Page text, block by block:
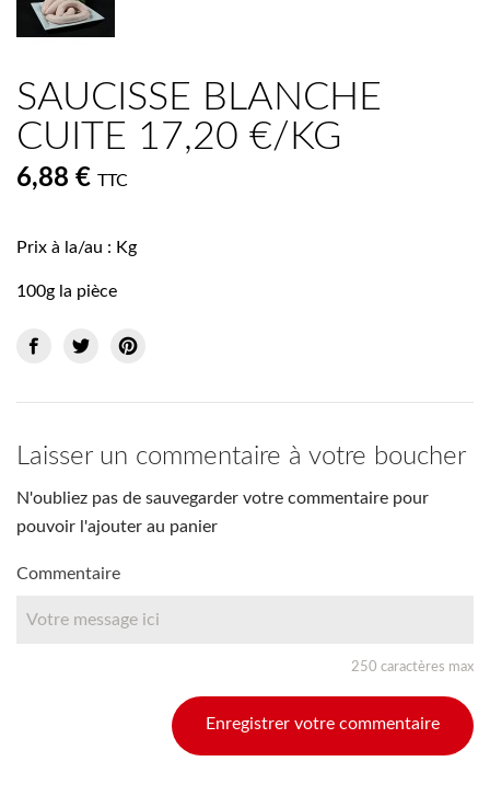
SAUCISSE BLANCHE
CUITE 17,20 €/KG
6,88 € TTC
Prix à la/au : Kg
100g la pièce
Laisser un commentaire à votre boucher
N'oubliez pas de sauvegarder votre commentaire pour
pouvoir l'ajouter au panier
Commentaire
250 caractères max
Enregistrer votre commentaire